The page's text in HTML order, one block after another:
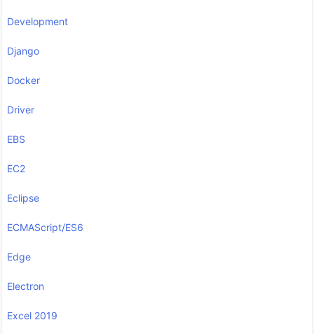
Development
Django
Docker
Driver
EBS
EC2
Eclipse
ECMAScript/ES6
Edge
Electron
Excel 2019